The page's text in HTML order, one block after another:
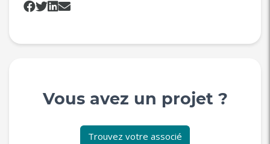
Vous avez un projet ?
Trouvez votre associé